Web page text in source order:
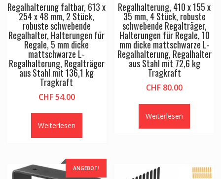
Regalhalterung faltbar, 613 x
254 x 48 mm, 2 Stück,
robuste schwebende
Regalhalter, Halterungen für
Regale, 5 mm dicke
mattschwarze L-
Regalhalterung, Regalträger
aus Stahl mit 136,1 kg
Tragkraft
CHF54.00
Weiterlesen
Regalhalterung, 410 x 155 x
35 mm, 4 Stück, robuste
schwebende Regalträger,
Halterungen für Regale, 10
mm dicke mattschwarze L-
Regalhalterung, Regalhalter
aus Stahl mit 72,6 kg
Tragkraft
CHF 80.00
Weiterlesen
ANGEBOT!